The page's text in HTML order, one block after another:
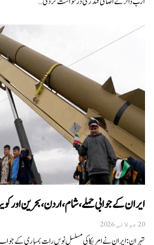
ایران کے جوابی حملے، شام، اردن، بحرین اور
20 جولائی 2026
تہران: ایران نے امریکا کی مسلسل نویں رات بمباری کے